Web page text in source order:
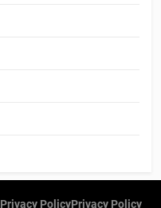
Privacy PolicyPrivacy Policy